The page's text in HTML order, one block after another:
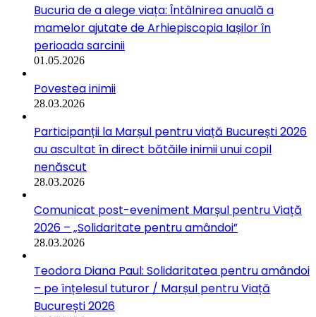
Bucuria de a alege viața: Întâlnirea anuală a
mamelor ajutate de Arhiepiscopia Iașilor în
perioada sarcinii
01.05.2026
Povestea inimii
28.03.2026
Participanții la Marșul pentru viață București 2026
au ascultat în direct bătăile inimii unui copil
nenăscut
28.03.2026
Comunicat post-eveniment Marșul pentru Viață
2026 – „Solidaritate pentru amândoi”
28.03.2026
Teodora Diana Paul: Solidaritatea pentru amândoi
– pe înțelesul tuturor / Marșul pentru Viață
București 2026